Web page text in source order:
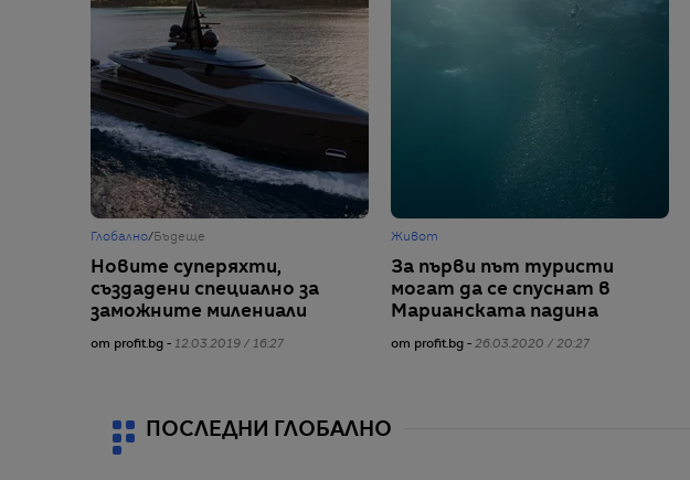
Глобално/Бъдеще
Новите суперяхти,
създадени специално за
заможните милениали
от profit.bg - 12.03.2019 / 16:27
Живот
За първи път туристи
могат да се спуснат в
Марианската падина
от profit.bg - 26.03.2020 / 20:27
ПОСЛЕДНИ ГЛОБАЛНО